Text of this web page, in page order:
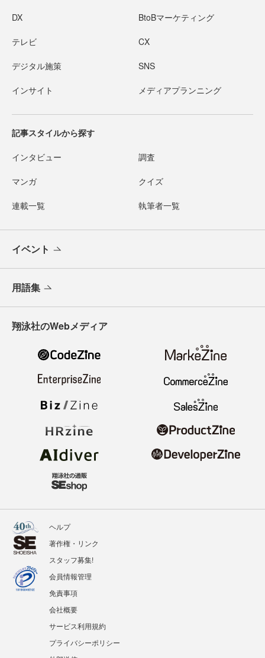
DX BtoBマーケティング
テレビ CX
デジタル施策 SNS
インサイト メディアプランニング
記事スタイルから探す
インタビュー 調査
マンガ クイズ
連載一覧 執筆者一覧
イベント
用語集
翔泳社のWebメディア
ヘルプ
著作権・リンク
スタッフ募集!
会員情報管理
免責事項
会社概要
サービス利用規約
プライバシーポリシー